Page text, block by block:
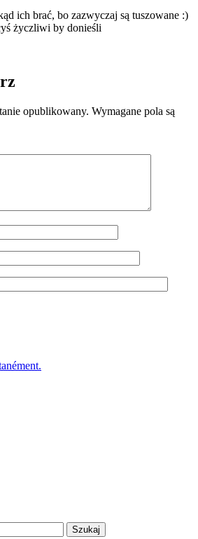
ich brać, bo zazwyczaj są tuszowane :)
życzliwi by donieśli
opublikowany. Wymagane pola są